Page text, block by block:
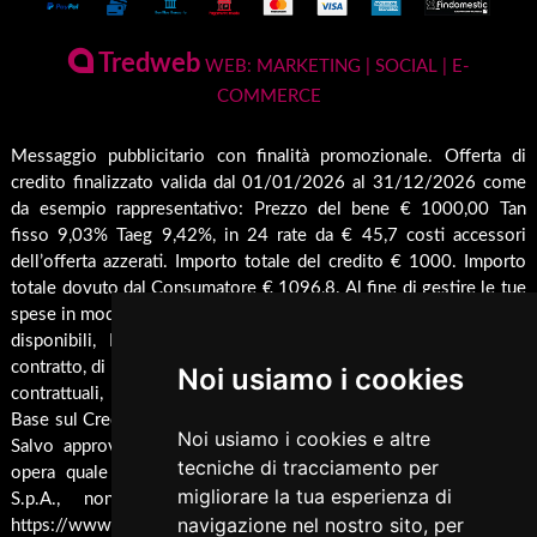
Noi usiamo i cookies
Noi usiamo i cookies e altre
tecniche di tracciamento per
migliorare la tua esperienza di
navigazione nel nostro sito, per
Servizio di Assistenza Post Vendita
Rendicondazione erogazioni pubbliche
Rivestimenti su misura
Pellet
Termocamini
Camini
Inserti
Caldaie
Barbecue
Cucina
Termocucina
Climatizzatori
Pannelli Solari/Bollitori/Puffer
Ricambi
Arredamento
Accessori Termoidraulici
Condizioni generali di vendita
Pagamenti Disponibili
Spedizione & Imballaggio
Cambio e Restituzione Merci
Tredweb WEB: MARKETING | SOCIAL | E-
COMMERCE
Messaggio pubblicitario con finalità promozionale. Offerta di
credito finalizzato valida dal 01/01/2026 al 31/12/2026 come
da esempio rappresentativo: Prezzo del bene € 1000,00 Tan
fisso 9,03% Taeg 9,42%, in 24 rate da € 45,7 costi accessori
dell’offerta azzerati. Importo totale del credito € 1000. Importo
totale dovuto dal Consumatore € 1096,8. Al fine di gestire le tue
spese in modo responsabile e di conoscere eventuali altre offerte
disponibili, Findomestic ti ricorda, prima di sottoscrivere il
contratto, di prendere visione di tutte le condizioni economiche e
contrattuali, facendo riferimento alle Informazioni Europee di
Base sul Credito ai Consumatori (IEBCC) presso il punto vendita.
Salvo approvazione di Findomestic Banca S.p.A.. Trulli Camini
opera quale intermediario del credito per Findomestic Banca
S.p.A., non in esclusiva, per maggiori info cliccare
https://www.findomestic.it/landing_page/ecommerce/